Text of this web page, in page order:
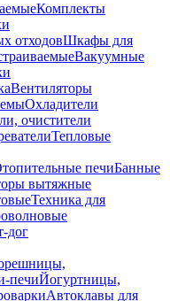
Комплекты
отходовШкафы для
Вакуумные
Вентиляторы
Охладители
очистители
Тепловые
печиБанные
вытяжные
Техника для
дог
печиЙогуртницы,
Автоклавы для